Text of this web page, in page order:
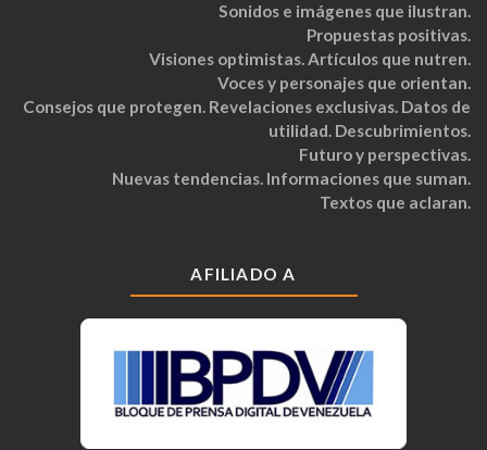
Sonidos e imágenes que ilustran.
Propuestas positivas.
Visiones optimistas. Artículos que nutren.
Voces y personajes que orientan.
Consejos que protegen. Revelaciones exclusivas. Datos de
utilidad. Descubrimientos.
Futuro y perspectivas.
Nuevas tendencias. Informaciones que suman.
Textos que aclaran.
AFILIADO A